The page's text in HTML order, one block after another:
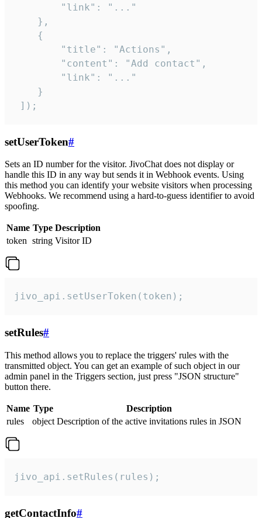
        "link": "..."
    },
    {
        "title": "Actions",
        "content": "Add contact",
        "link": "..."
    }
]);
setUserToken#
Sets an ID number for the visitor. JivoChat does not display or
handle this ID in any way but sends it in Webhook events. Using
this method you can identify your website visitors when processing
Webhooks. We recommend using a hard-to-guess identifier to avoid
spoofing.
Name Type Description
token string Visitor ID
jivo_api.setUserToken(token);
setRules#
This method allows you to replace the triggers' rules with the
transmitted object. You can get an example of such object in our
admin panel in the Triggers section, just press "JSON structure"
button there.
Name Type
Description
rules
object Description of the active invitations rules in JSON
jivo_api.setRules(rules);
getContactInfo#